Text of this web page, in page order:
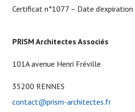
Certificat n°1077 – Date
PRISM Architectes Associés
101A avenue Henri Fréville
35200 RENNES
contact@prism-architectes.fr